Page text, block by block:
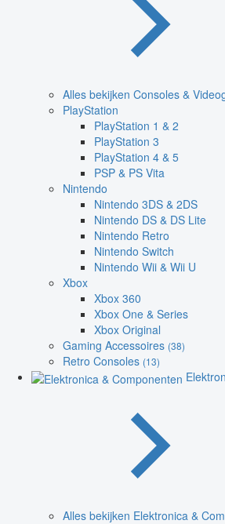
Alles bekijken Consoles &
PlayStation
PlayStation 1 & 2
PlayStation 3
PlayStation 4 & 5
PSP & PS Vita
Nintendo
Nintendo 3DS & 2DS
Nintendo DS & DS Lite
Nintendo Retro
Nintendo Switch
Nintendo Wii & Wii U
Xbox
Xbox 360
Xbox One & Series
Xbox Original
Gaming Accessoires (38)
Retro Consoles (13)
Alles bekijken Elektronica &